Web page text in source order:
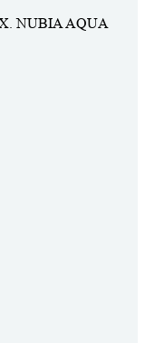
NUBIA AQUA